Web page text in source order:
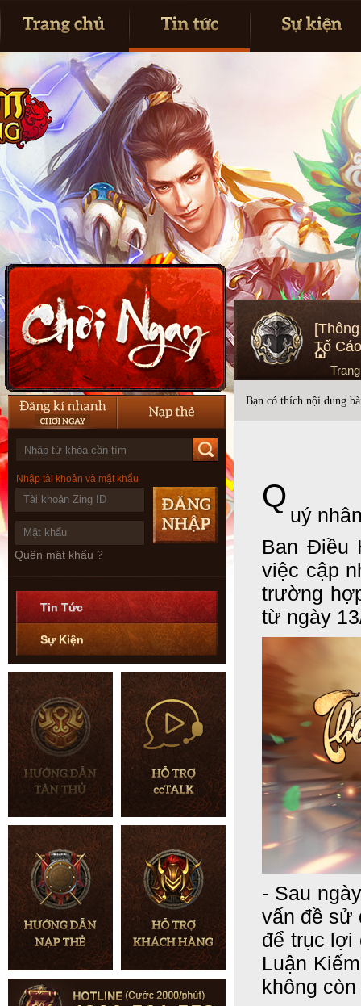
Nhập tài khoản và mật khẩu
Quên mật khẩu ?
Tin Tức
Sự Kiện
Tố Cáo
Bạn có thích nội dung
Q
uý
Ban Điều
việc cập
trường
từ ngày
- Sau
vấn đề sử
để trục lợi
Luận
không